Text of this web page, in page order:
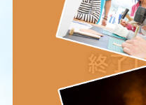
9/
吹上高
【
6月18